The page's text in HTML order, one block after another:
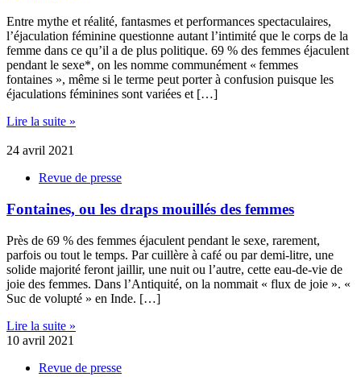
Entre mythe et réalité, fantasmes et performances spectaculaires,
l’éjaculation féminine questionne autant l’intimité que le corps de la
femme dans ce qu’il a de plus politique. 69 % des femmes éjaculent
pendant le sexe*, on les nomme communément « femmes
fontaines », même si le terme peut porter à confusion puisque les
éjaculations féminines sont variées et […]
Lire la suite »
24 avril 2021
Revue de presse
Fontaines, ou les draps mouillés des femmes
Près de 69 % des femmes éjaculent pendant le sexe, rarement,
parfois ou tout le temps. Par cuillère à café ou par demi-litre, une
solide majorité feront jaillir, une nuit ou l’autre, cette eau-de-vie de
joie des femmes. Dans l’Antiquité, on la nommait « flux de joie ». «
Suc de volupté » en Inde. […]
Lire la suite »
10 avril 2021
Revue de presse